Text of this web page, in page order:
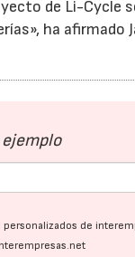
de Li-Cycle
ha afirmado
ejemplo
de